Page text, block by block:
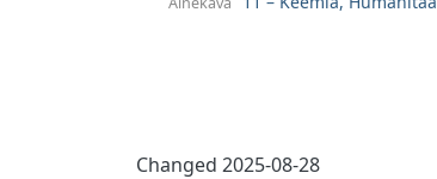
Changed 2025-08-28